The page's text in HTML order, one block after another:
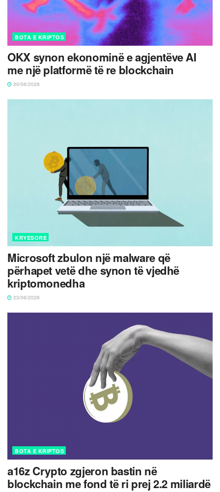
BOTA E KRIPTOS
OKX synon ekonominë e agjentëve AI
me një platformë të re blockchain
30/06/2026
KRYESORE
Microsoft zbulon një malware që
përhapet vetë dhe synon të vjedhë
kriptomonedha
23/06/2026
BOTA E KRIPTOS
a16z Crypto zgjeron bastin në
blockchain me fond të ri prej 2.2 miliardë